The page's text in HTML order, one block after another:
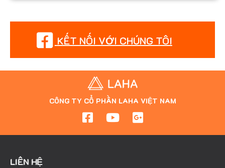
KẾT NỐI VỚI CHÚNG TÔI
CÔNG TY CỔ PHẦN LAHA VIỆT NAM
LIÊN HỆ